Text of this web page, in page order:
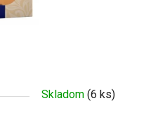
Skladom (6 ks)